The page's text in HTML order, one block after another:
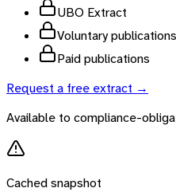
UBO Extract
Voluntary publications
Paid publications
Request a free extract →
Available to compliance-
Cached snapshot